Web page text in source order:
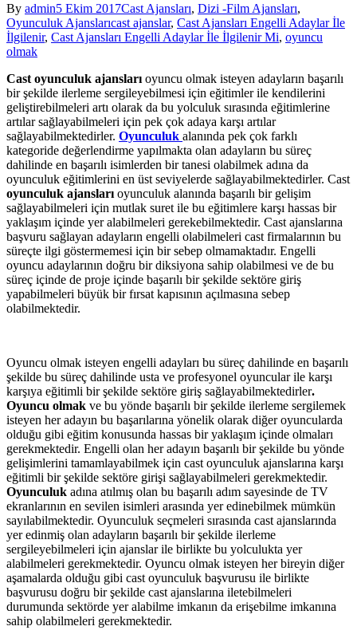
By admin5 Ekim 2017Cast Ajansları, Dizi -Film Ajansları,
Oyunculuk Ajanslarıcast ajanslar, Cast Ajansları Engelli Adaylar İle
İlgilenir, Cast Ajansları Engelli Adaylar İle İlgilenir Mi, oyuncu
olmak
Cast oyunculuk ajansları oyuncu olmak isteyen adayların başarılı
bir şekilde ilerleme sergileyebilmesi için eğitimler ile kendilerini
geliştirebilmeleri artı olarak da bu yolculuk sırasında eğitimlerine
artılar sağlayabilmeleri için pek çok adaya karşı artılar
sağlayabilmektedirler. Oyunculuk alanında pek çok farklı
kategoride değerlendirme yapılmakta olan adayların bu süreç
dahilinde en başarılı isimlerden bir tanesi olabilmek adına da
oyunculuk eğitimlerini en üst seviyelerde sağlayabilmektedirler. Cast
oyunculuk ajansları oyunculuk alanında başarılı bir gelişim
sağlayabilmeleri için mutlak suret ile bu eğitimlere karşı hassas bir
yaklaşım içinde yer alabilmeleri gerekebilmektedir. Cast ajanslarına
başvuru sağlayan adayların engelli olabilmeleri cast firmalarının bu
süreçte ilgi göstermemesi için bir sebep olmamaktadır. Engelli
oyuncu adaylarının doğru bir diksiyona sahip olabilmesi ve de bu
süreç içinde de proje içinde başarılı bir şekilde sektöre giriş
yapabilmeleri büyük bir fırsat kapısının açılmasına sebep
olabilmektedir.
Oyuncu olmak isteyen engelli adayları bu süreç dahilinde en başarılı
şekilde bu süreç dahilinde usta ve profesyonel oyuncular ile karşı
karşıya eğitimli bir şekilde sektöre giriş sağlayabilmektedirler.
Oyuncu olmak ve bu yönde başarılı bir şekilde ilerleme sergilemek
isteyen her adayın bu başarılarına yönelik olarak diğer oyuncularda
olduğu gibi eğitim konusunda hassas bir yaklaşım içinde olmaları
gerekmektedir. Engelli olan her adayın başarılı bir şekilde bu yönde
gelişimlerini tamamlayabilmek için cast oyunculuk ajanslarına karşı
eğitimli bir şekilde sektöre girişi sağlayabilmeleri gerekmektedir.
Oyunculuk adına atılmış olan bu başarılı adım sayesinde de TV
ekranlarının en sevilen isimleri arasında yer edinebilmek mümkün
sayılabilmektedir. Oyunculuk seçmeleri sırasında cast ajanslarında
yer edinmiş olan adayların başarılı bir şekilde ilerleme
sergileyebilmeleri için ajanslar ile birlikte bu yolculukta yer
alabilmeleri gerekmektedir. Oyuncu olmak isteyen her bireyin diğer
aşamalarda olduğu gibi cast oyunculuk başvurusu ile birlikte
başvurusu doğru bir şekilde cast ajanslarına iletebilmeleri
durumunda sektörde yer alabilme imkanın da erişebilme imkanına
sahip olabilmeleri gerekmektedir.